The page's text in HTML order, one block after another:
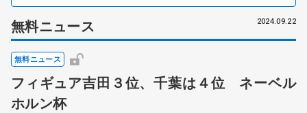
無料ニュース 2024.09.22
無料ニュース
フィギュア吉田３位、千葉は４位 ネーベル
ホルン杯